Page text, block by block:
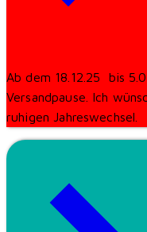
Ab dem 18.12.25 bis
Versandpause. Ich
ruhigen Jahreswechsel.